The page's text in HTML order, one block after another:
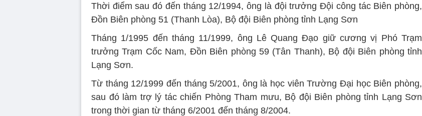
Thời điểm sau đó đến tháng 12/1994, ông là đội trưởng Đội công tác Biên phòng,
Đồn Biên phòng 51 (Thanh Lòa), Bộ đội Biên phòng tỉnh Lạng Sơn
Tháng 1/1995 đến tháng 11/1999, ông Lê Quang Đạo giữ cương vị Phó Trạm
trưởng Trạm Cốc Nam, Đồn Biên phòng 59 (Tân Thanh), Bộ đội Biên phòng tỉnh
Lạng Sơn.
Từ tháng 12/1999 đến tháng 5/2001, ông là học viên Trường Đại học Biên phòng,
sau đó làm trợ lý tác chiến Phòng Tham mưu, Bộ đội Biên phòng tỉnh Lạng Sơn
trong thời gian từ tháng 6/2001 đến tháng 8/2004.